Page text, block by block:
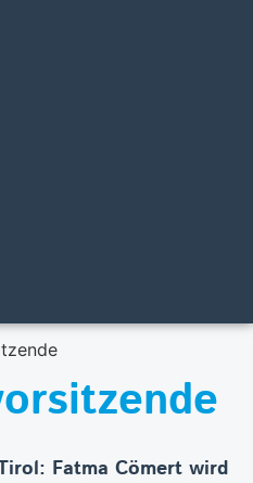
Fatma Cömert wird